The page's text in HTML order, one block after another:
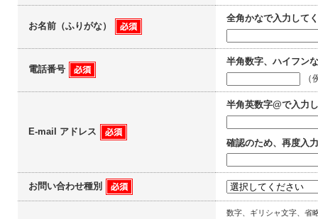
お名前（ふりがな）
全角かなで入力して
電話番号
半角数字、ハイフン
（
E-mail アドレス
半角英数字@で入力
確認のため、再度入
お問い合わせ種別
数字、ギリシャ文字、省